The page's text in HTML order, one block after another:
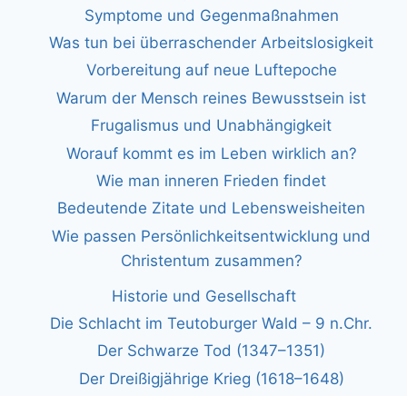
Symptome und Gegenmaßnahmen
Was tun bei überraschender Arbeitslosigkeit
Vorbereitung auf neue Luftepoche
Warum der Mensch reines Bewusstsein ist
Frugalismus und Unabhängigkeit
Worauf kommt es im Leben wirklich an?
Wie man inneren Frieden findet
Bedeutende Zitate und Lebensweisheiten
Wie passen Persönlichkeitsentwicklung und
Christentum zusammen?
Historie und Gesellschaft
Die Schlacht im Teutoburger Wald – 9 n.Chr.
Der Schwarze Tod (1347–1351)
Der Dreißigjährige Krieg (1618–1648)